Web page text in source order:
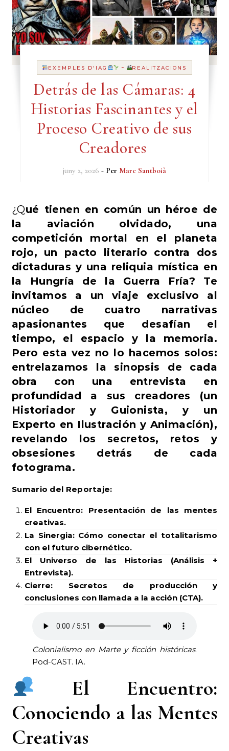
EXEMPLES D'IAG - REALITZACIONS
Detrás de las Cámaras: 4
Historias Fascinantes y el
Proceso Creativo de sus
Creadores
juny 2, 2026 - Per Marc Santboià
¿Qué tienen en común un héroe de
la aviación olvidado, una
competición mortal en el planeta
rojo, un pacto literario contra dos
dictaduras y una reliquia mística en
la Hungría de la Guerra Fría? Te
invitamos a un viaje exclusivo al
núcleo de cuatro narrativas
apasionantes que desafían el
tiempo, el espacio y la memoria.
Pero esta vez no lo hacemos solos:
entrelazamos la sinopsis de cada
obra con una entrevista en
profundidad a sus creadores (un
Historiador y Guionista, y un
Experto en Ilustración y Animación),
revelando los secretos, retos y
obsesiones detrás de cada
fotograma.
Sumario del Reportaje:
El Encuentro: Presentación de las mentes
creativas.
La Sinergia: Cómo conectar el totalitarismo
con el futuro cibernético.
El Universo de las Historias (Análisis +
Entrevista).
Cierre: Secretos de producción y
conclusiones con llamada a la acción (CTA).
Colonialismo en Marte y ficción históricas.
Pod-CAST. IA.
El Encuentro:
Conociendo a las Mentes
Creativas